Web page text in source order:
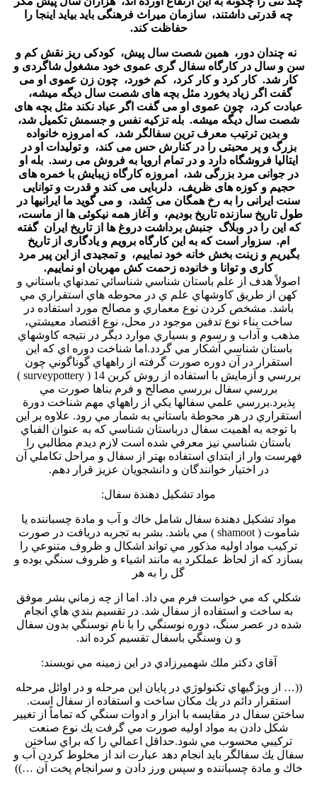
چه قدرتی داشتند، سازمان میراث فرهنگی باید بیاید اینجا را
حفاظت کند.
نه چندان دور، همین شصت سال پیش، کودکی ریز نقش کم و
سن و سال در کارگاه سفال گری عموی خود مشغول شاگردی و
کار شد. کار کرد و کار کرد، کم خورد، چون زن عموی او می
گفت اگر زیاد بخورد مثل بچه های شصت سال دیگه میشه،
عبادت کرد، چون عموی او می گفت اگر عباد نکند مثل بچه های
شصت سال دیگه میشه. بله تزکیه نفس و جسمش تکمیل شد،
و بدین ترتیب معرف ترین سفالگر شد، که امروزه خانواده
بزرگ و پر محبتی را در کنارش حس می کند، و تولیدات او در
ایتالیا فروشگاه دارد و در تمام اروپا به فروش می رسد. بله او
در جوانی مرد بزرگی شد، امروزه کارگاه زیبایش با خمره های
حجیم و کوزه های ظریف، دلربایی می کند و قدرت و توانایی
سنت ایرانی را به رخ همگان می کشد، و می گوید ما ایرانیها در
طول تاریخ سازنده تاریخ بودیم، و آغاز همه نیکوئی ها از ماست،
که این را در وبلاگجنبش برداشت دروغ ها از تاریخ ایران گفته
ام. سزوار است که به این کارگاه برویم و یادگاری از تاریخ
بگیریم و زینت بخش خانه خود نماییم، و تمجیدی از این پیر مرد
کاری و توانا و خانوده زحمت کش مهربان او نماییم.
اصولاً هدف از علم باستان شناسي شناسائي تمدنهاي باستاني و
كهن از طريق كاوشهاي علم ي در محوطه هاي استقراري مي
باشد. مشخص كردن نوع معماري و مصالح مورد استفاده در
ساخت بناء نوع تدفين موجود در محل، نوع اقتصاد معيشتي،
مذهب و آداب و رسوم و بسياري موارد ديگر در نتيجه كاوشهاي
باستان شناسي آشكار مي گردد.اما شناخت دوره اي كه اين
استقرار در آن دوره صورت گرفته از راههاي گوناگوني چون
بررسي و آزمايش با استفاده از روش كربن 14 ( surveypottery )
بررسي سفال بررسي مصالح و فرم بناها صورت مي
پذيرد.بررسي علمي سفالها يكي از راههاي مهم شناخت دورة
استقراري در هر محوطة باستاني به شمار مي رود. علاوه بر اين
با توجه به اهميت سفال درباستان شناسي كه به عنوان الفباي
باستان شناسي نيز معرفي شده است لازم ديدم مطالبي را
فهرست وار از ابتداي استفاده بهتر از سفال و مراحل تكاملي آن
در اختيار خوانندگان و دانشجويان عزيز قرار دهم.
مواد تشكيل دهندة سفال:
مواد تشكيل دهندة سفال شامل خاك و آب و مادة چسباننده يا
شاموت ( shamoot ) مي باشد. بشر به تجربه دريافت در صورت
تركيب مواد اوليه مذكور مي تواند اشكال و ظروف متنوعي را
بسازد كه از لحاظ عملكرد به مانند اشياء و ظروف سنگي بوده و
گل را به هر
شكلي كه مي خواست فرم مي داد. اما از چه زماني بشر موفق
به ساخت و استفاده از سفال شد. در تقسيم بندي هاي انجام
شده در عصر سنگ، دوره نوسنگي را با نام نوسنگي بدون سفال
و ن وسنگي باسفال تقسيم كرده اند.
آقاي دكتر ملك شهميرزادي در اين زمينه مي نويسند:
((… از ويژگيهاي تكنولوژي در پايان اين مرحله و در اوائل مرحله
استقرار دائم در يك مكان ساخت و استفاده از سفال است.
ساختن سفال در مقايسه با ابزار و ادوات سنگي كه تماماً از تغيير
شكل دادن به مواد اوليه صورت مي گرفت يك نوع صنعت
تركيبي محسوب مي شود.حداقل اعمالي را كه براي ساختن
سفال يك سفالگر بايد انجام دهد عبارت اند از مخلوط كردن آب و
خاك و مادة چسباننده و سپس ورز دادن و سرانجام پخت آن …))